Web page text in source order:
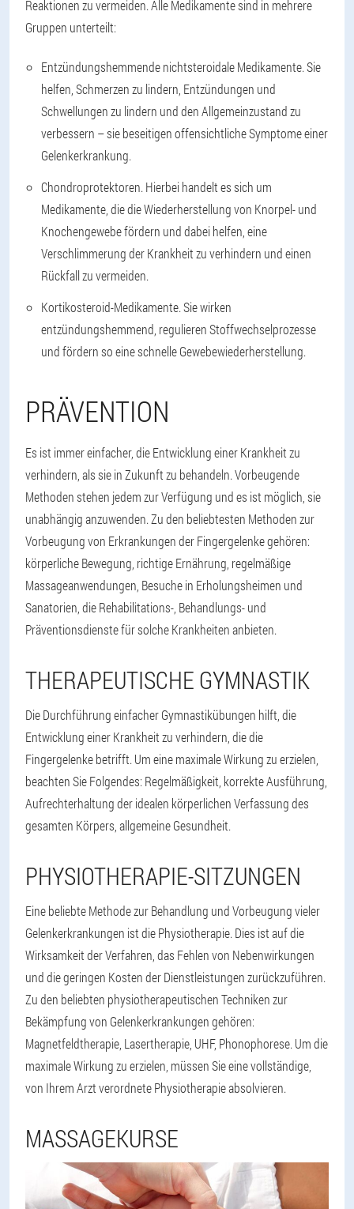
Reaktionen zu vermeiden. Alle Medikamente sind in mehrere
Gruppen unterteilt:
Entzündungshemmende nichtsteroidale Medikamente. Sie
helfen, Schmerzen zu lindern, Entzündungen und
Schwellungen zu lindern und den Allgemeinzustand zu
verbessern – sie beseitigen offensichtliche Symptome einer
Gelenkerkrankung.
Chondroprotektoren. Hierbei handelt es sich um
Medikamente, die die Wiederherstellung von Knorpel- und
Knochengewebe fördern und dabei helfen, eine
Verschlimmerung der Krankheit zu verhindern und einen
Rückfall zu vermeiden.
Kortikosteroid-Medikamente. Sie wirken
entzündungshemmend, regulieren Stoffwechselprozesse
und fördern so eine schnelle Gewebewiederherstellung.
PRÄVENTION
Es ist immer einfacher, die Entwicklung einer Krankheit zu
verhindern, als sie in Zukunft zu behandeln. Vorbeugende
Methoden stehen jedem zur Verfügung und es ist möglich, sie
unabhängig anzuwenden. Zu den beliebtesten Methoden zur
Vorbeugung von Erkrankungen der Fingergelenke gehören:
körperliche Bewegung, richtige Ernährung, regelmäßige
Massageanwendungen, Besuche in Erholungsheimen und
Sanatorien, die Rehabilitations-, Behandlungs- und
Präventionsdienste für solche Krankheiten anbieten.
THERAPEUTISCHE GYMNASTIK
Die Durchführung einfacher Gymnastikübungen hilft, die
Entwicklung einer Krankheit zu verhindern, die die
Fingergelenke betrifft. Um eine maximale Wirkung zu erzielen,
beachten Sie Folgendes: Regelmäßigkeit, korrekte Ausführung,
Aufrechterhaltung der idealen körperlichen Verfassung des
gesamten Körpers, allgemeine Gesundheit.
PHYSIOTHERAPIE-SITZUNGEN
Eine beliebte Methode zur Behandlung und Vorbeugung vieler
Gelenkerkrankungen ist die Physiotherapie. Dies ist auf die
Wirksamkeit der Verfahren, das Fehlen von Nebenwirkungen
und die geringen Kosten der Dienstleistungen zurückzuführen.
Zu den beliebten physiotherapeutischen Techniken zur
Bekämpfung von Gelenkerkrankungen gehören:
Magnetfeldtherapie, Lasertherapie, UHF, Phonophorese. Um die
maximale Wirkung zu erzielen, müssen Sie eine vollständige,
von Ihrem Arzt verordnete Physiotherapie absolvieren.
MASSAGEKURSE